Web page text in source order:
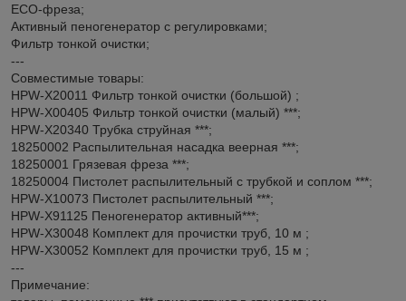
ECO-фреза;
Активный пеногенератор с регулировками;
Фильтр тонкой очистки;
---
Совместимые товары:
HPW-X20011 Фильтр тонкой очистки (большой) ;
HPW-X00405 Фильтр тонкой очистки (малый) ***;
HPW-X20340 Трубка струйная ***;
18250002 Распылительная насадка веерная ***;
18250001 Грязевая фреза ***;
18250004 Пистолет распылительный с трубкой и соплом ***;
HPW-X10073 Пистолет распылительный ***;
HPW-X91125 Пеногенератор активный***;
HPW-X30048 Комплект для прочистки труб, 10 м ;
HPW-X30052 Комплект для прочистки труб, 15 м ;
---
Примечание: